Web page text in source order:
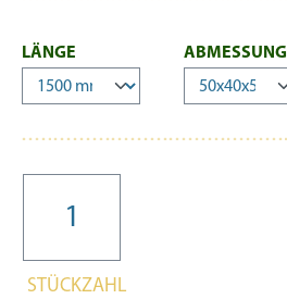
LÄNGE ABMESSUNG
STÜCKZAHL